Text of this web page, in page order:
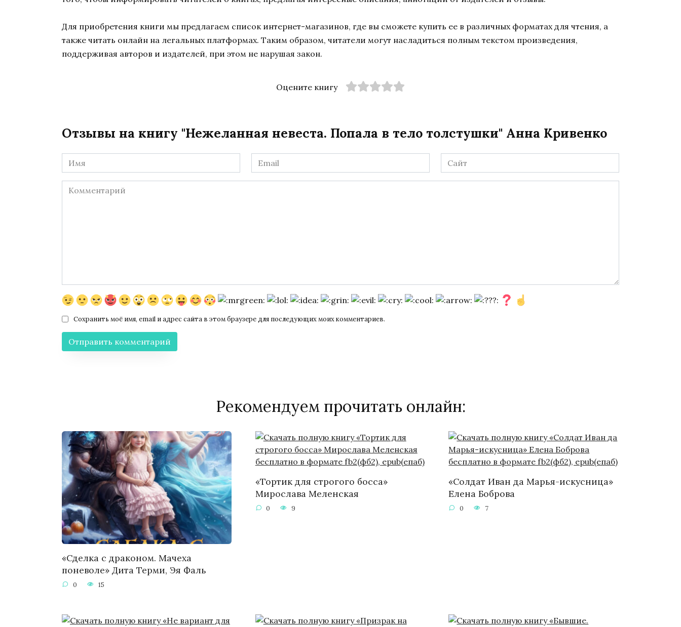
Для приобретения книги мы предлагаем список интернет-магазинов, где вы сможете купить ее в различных форматах для чтения, а
также читать онлайн на легальных платформах. Таким образом, читатели могут насладиться полным текстом произведения,
поддерживая авторов и издателей, при этом не нарушая закон.
Оцените книгу
Отзывы на книгу "Нежеланная невеста. Попала в тело толстушки" Анна Кривенко
Имя
*
Email
*
Сайт
Комментарий
Сохранить моё имя, email и адрес сайта в этом браузере для последующих моих комментариев.
Рекомендуем прочитать онлайн:
«Сделка с драконом. Мачеха
поневоле» Дита Терми, Эя Фаль
0 15
«Тортик для строгого босса»
Мирослава Меленская
0 9
«Солдат Иван да Марья-искусница»
Елена Боброва
0 7